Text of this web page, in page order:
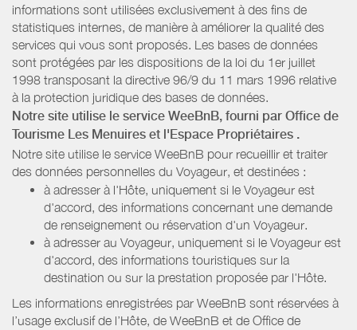
informations sont utilisées exclusivement à des fins de
statistiques internes, de manière à améliorer la qualité des
services qui vous sont proposés. Les bases de données
sont protégées par les dispositions de la loi du 1er juillet
1998 transposant la directive 96/9 du 11 mars 1996 relative
à la protection juridique des bases de données.
Notre site utilise le service WeeBnB, fourni par Office de
Tourisme Les Menuires et l'Espace Propriétaires .
Notre site utilise le service WeeBnB pour recueillir et traiter
des données personnelles du Voyageur, et destinées :
à adresser à l'Hôte, uniquement si le Voyageur est
d'accord, des informations concernant une demande
de renseignement ou réservation d'un Voyageur.
à adresser au Voyageur, uniquement si le Voyageur est
d'accord, des informations touristiques sur la
destination ou sur la prestation proposée par l'Hôte.
Les informations enregistrées par WeeBnB sont réservées à
l’usage exclusif de l’Hôte, de WeeBnB et de Office de